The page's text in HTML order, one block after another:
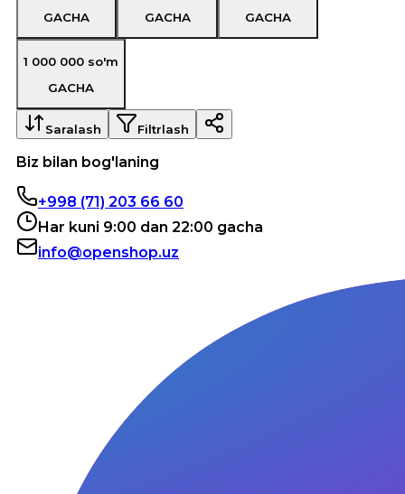
GACHA
GACHA
GACHA
1 000 000 so'm
GACHA
Saralash Filtrlash
Biz bilan bog'laning
+998 (71) 203 66 60
Har kuni 9:00 dan 22:00 gacha
info@openshop.uz